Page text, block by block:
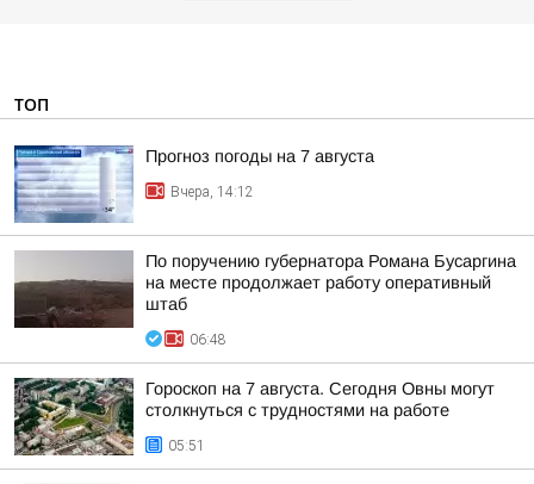
ТОП
Прогноз погоды на 7 августа
Вчера, 14:12
По поручению губернатора Романа Бусаргина
на месте продолжает работу оперативный
штаб
06:48
Гороскоп на 7 августа. Сегодня Овны могут
столкнуться с трудностями на работе
05:51